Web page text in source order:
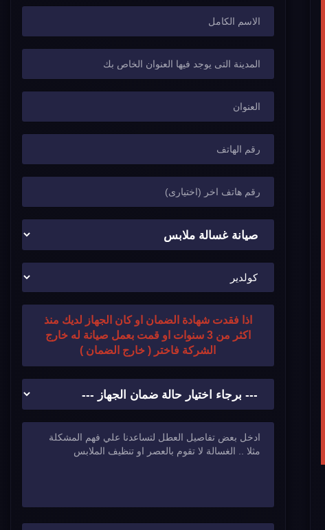
اذا فقدت شهادة الضمان او كان الجهاز لديك منذ
اكثر من 3 سنوات او قمت بعمل صيانة له خارج
الشركة فاختر ( خارج الضمان )